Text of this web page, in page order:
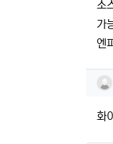
소
가
엔
화